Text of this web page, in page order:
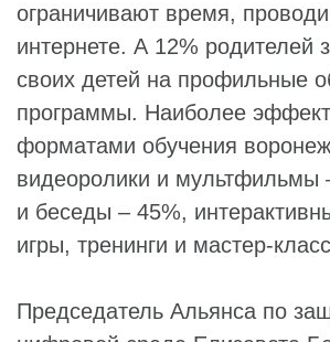
ограничивают время,
интернете. А 12% родителей
своих детей на профильные
программы. Наиболее
форматами обучения
видеоролики и мультфильмы
и беседы – 45%,
игры, тренинги и мастер-
Председатель Альянса по